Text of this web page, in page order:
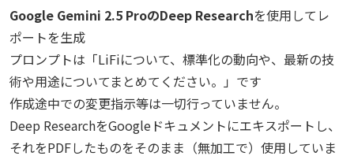
Google Gemini 2.5 ProのDeep Researchを使用してレ
ポートを生成
プロンプトは「LiFiについて、標準化の動向や、最新の技
術や用途についてまとめてください。」です
作成途中での変更指示等は一切行っていません。
Deep ResearchをGoogleドキュメントにエキスポートし、
それをPDFしたものをそのまま（無加工で）使用していま